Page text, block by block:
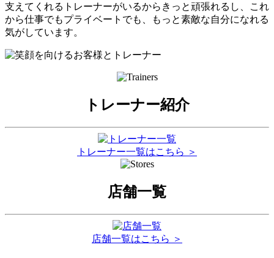
支えてくれるトレーナーがいるからきっと頑張れるし、これ
から仕事でもプライベートでも、もっと素敵な自分になれる
気がしています。
トレーナー紹介
トレーナー一覧はこちら ＞
店舗一覧
店舗一覧はこちら ＞